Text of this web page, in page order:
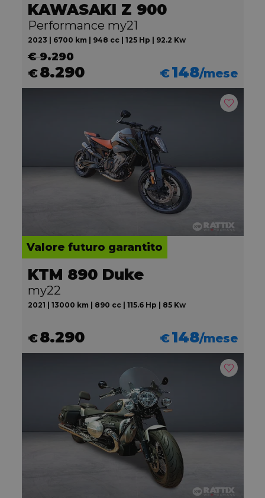
KAWASAKI Z 900
Performance my21
2023 | 6700 km | 948 cc | 125 Hp | 92.2 Kw
€ 9.290
€8.290 €148/mese
Valore futuro garantito
KTM 890 Duke
my22
2021 | 13000 km | 890 cc | 115.6 Hp | 85 Kw
€8.290 €148/mese